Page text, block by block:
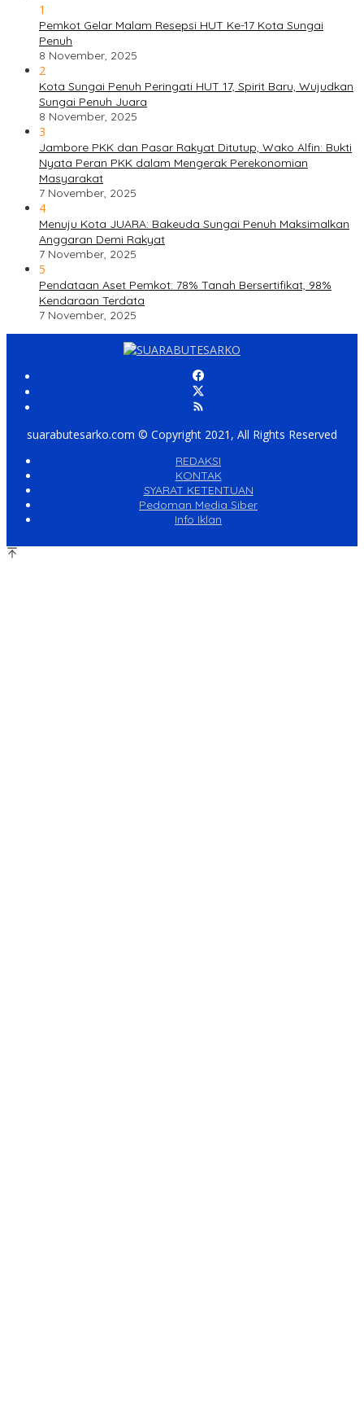
1
Pemkot Gelar Malam Resepsi HUT Ke-17 Kota Sungai
Penuh
8 November, 2025
2
Kota Sungai Penuh Peringati HUT 17, Spirit Baru, Wujudkan
Sungai Penuh Juara
8 November, 2025
3
Jambore PKK dan Pasar Rakyat Ditutup, Wako Alfin: Bukti
Nyata Peran PKK dalam Mengerak Perekonomian
Masyarakat
7 November, 2025
4
Menuju Kota JUARA: Bakeuda Sungai Penuh Maksimalkan
Anggaran Demi Rakyat
7 November, 2025
5
Pendataan Aset Pemkot: 78% Tanah Bersertifikat, 98%
Kendaraan Terdata
7 November, 2025
suarabutesarko.com © Copyright 2021, All Rights Reserved
REDAKSI
KONTAK
SYARAT KETENTUAN
Pedoman Media Siber
Info Iklan